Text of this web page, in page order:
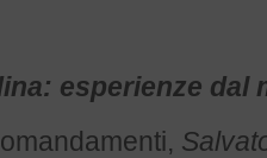
esperienze dal